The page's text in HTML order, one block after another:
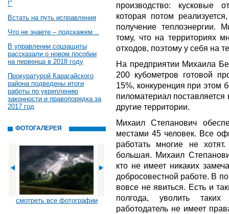
!"
Встать на путь исправления
Что не знаете – подскажем…
В управлении соцзащиты
рассказали о новом пособии
на первенца в 2018 году
Прокуратурой Карагайского
района подведены итоги
работы по укреплению
законности и правопорядка за
2017 год
ФОТОГАЛЕРЕЯ
смотреть все фотографии
производство: кусковые
которая потом
получение теплоэнергии.
тому, что на территориях
отходов, поэтому у себя на
На предприятии Михаила
200 кубометров готовой
15%, конкуренция при этом
пиломатериал
другие территории.
Михаил Степанович
местами 45 человек. Все
работать многие не
большая. Михаил
кто не имеет никаких
добросовестной работе. В
вовсе не явиться. Есть и
полгода, уволить таких
работодатель не имеет